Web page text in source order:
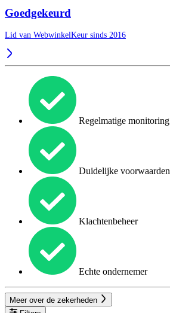
Goedgekeurd
Lid van WebwinkelKeur sinds 2016
Regelmatige monitoring
Duidelijke voorwaarden
Klachtenbeheer
Echte ondernemer
Meer over de zekerheden